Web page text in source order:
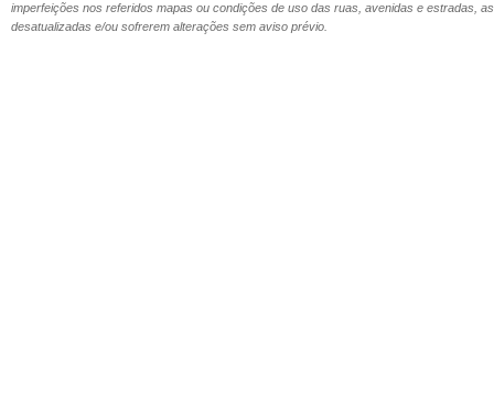
imperfeições nos referidos mapas ou condições de uso das ruas, avenidas e estradas,
desatualizadas e/ou sofrerem alterações sem aviso prévio.